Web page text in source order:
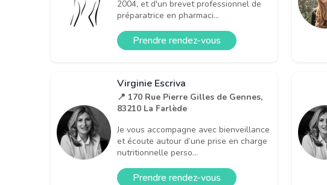
2004, et d'un brevet professionnel de
préparatrice en pharmaci...
Prendre rendez-vous
Virginie Escriva
📍 170 Rue Pierre Gilles de Gennes,
83210 La Farlède
Je vous accompagne avec bienveillance
et écoute autour d’une prise en charge
nutritionnelle perso...
Prendre rendez-vous